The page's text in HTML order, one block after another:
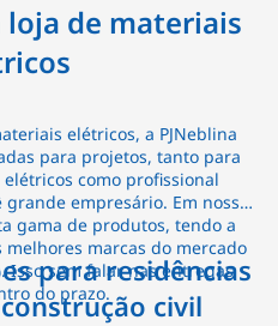
loja de materiais
elétricos, a PJNeblina
para projetos, tanto para
como profissional
empresário. Em nosso
gama de produtos, tendo a
marcas do mercado
Isso sem falar nas entregas
do prazo.
para residências
civil